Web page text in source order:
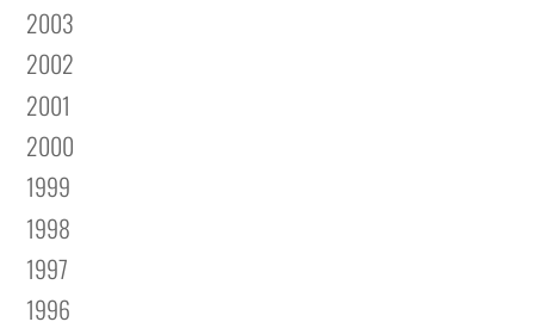
2003
2002
2001
2000
1999
1998
1997
1996